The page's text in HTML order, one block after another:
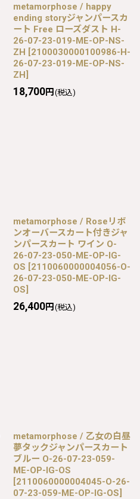
metamorphose / happy
ending storyジャンパースカ
ート Free ローズダスト H-
26-07-23-019-ME-OP-NS-
ZH [2100030000100986-H-
26-07-23-019-ME-OP-NS-
ZH]
18,700円 (税込)
metamorphose / Roseリボ
ンオーバースカート付きジャ
ンパースカート ワイン O-
26-07-23-050-ME-OP-IG-
OS [2110060000004056-O-
26-07-23-050-ME-OP-IG-
OS]
26,400円 (税込)
metamorphose / 乙女の白昼
夢タックジャンパースカート
ブルー O-26-07-23-059-
ME-OP-IG-OS
[2110060000004045-O-26-
07-23-059-ME-OP-IG-OS]